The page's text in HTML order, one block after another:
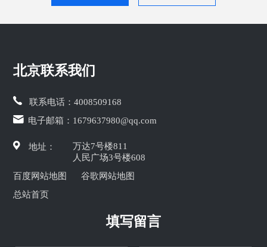
北京联系我们
联系电话：4008509168
电子邮箱： 1679637980@qq.com
地址：
万达7号楼811
人民广场3号楼608
百度网站地图
谷歌网站地图
总站首页
填写留言